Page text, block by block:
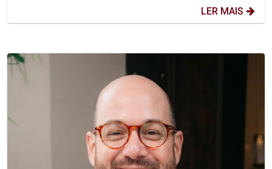
LER MAIS